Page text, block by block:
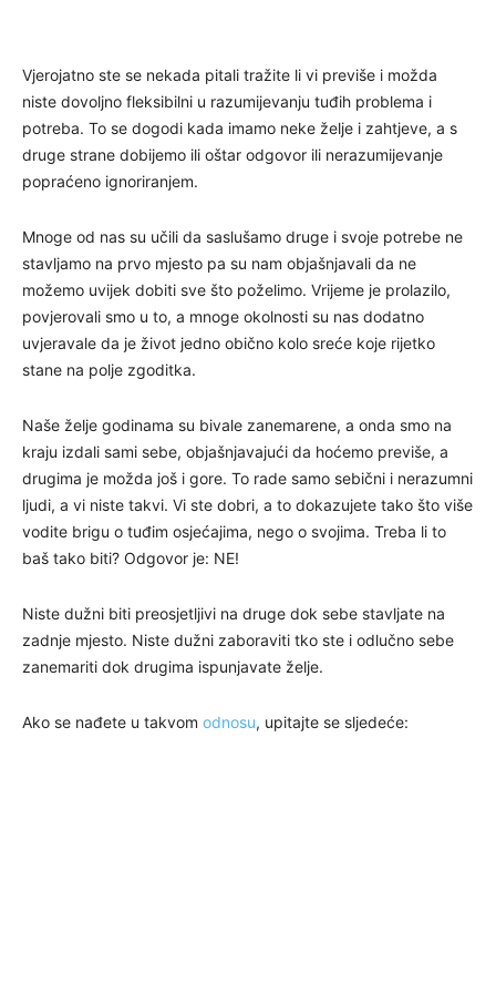
Vjerojatno ste se nekada pitali tražite li vi previše i možda
niste dovoljno fleksibilni u razumijevanju tuđih problema i
potreba. To se dogodi kada imamo neke želje i zahtjeve, a s
druge strane dobijemo ili oštar odgovor ili nerazumijevanje
popraćeno ignoriranjem.
Mnoge od nas su učili da saslušamo druge i svoje potrebe ne
stavljamo na prvo mjesto pa su nam objašnjavali da ne
možemo uvijek dobiti sve što poželimo. Vrijeme je prolazilo,
povjerovali smo u to, a mnoge okolnosti su nas dodatno
uvjeravale da je život jedno obično kolo sreće koje rijetko
stane na polje zgoditka.
Naše želje godinama su bivale zanemarene, a onda smo na
kraju izdali sami sebe, objašnjavajući da hoćemo previše, a
drugima je možda još i gore. To rade samo sebični i nerazumni
ljudi, a vi niste takvi. Vi ste dobri, a to dokazujete tako što više
vodite brigu o tuđim osjećajima, nego o svojima. Treba li to
baš tako biti? Odgovor je: NE!
Niste dužni biti preosjetljivi na druge dok sebe stavljate na
zadnje mjesto. Niste dužni zaboraviti tko ste i odlučno sebe
zanemariti dok drugima ispunjavate želje.
Ako se nađete u takvom odnosu, upitajte se sljedeće: